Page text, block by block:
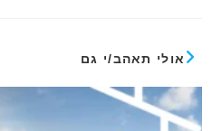
אולי תאהב/י גם